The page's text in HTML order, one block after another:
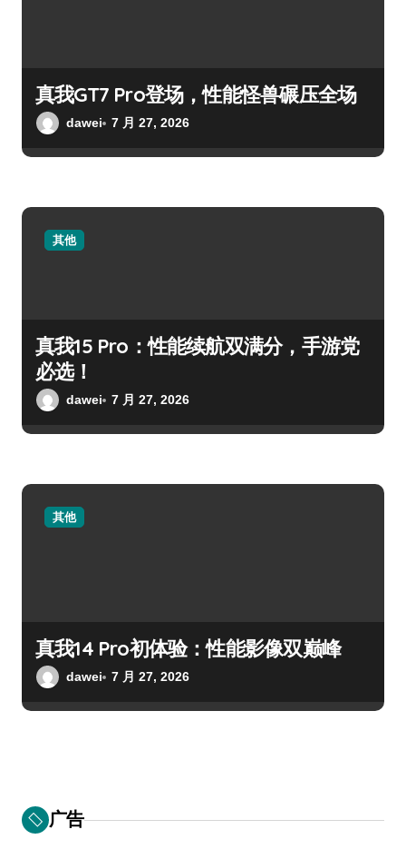
真我GT7 Pro登场，性能怪兽碾压全场
dawei 7 月 27, 2026
其他
真我15 Pro：性能续航双满分，手游党
必选！
dawei 7 月 27, 2026
其他
真我14 Pro初体验：性能影像双巅峰
dawei 7 月 27, 2026
广告